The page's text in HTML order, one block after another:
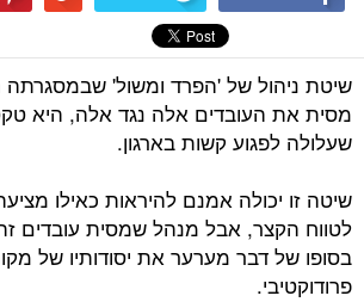
שיטת ניהול של 'הפרד ומשול'
מסית את העובדים אלה נגד אלה, היא
שעלולה לפגוע קשות בארגון.
שיטה זו יכולה אמנם להיראות כאילו
לטווח הקצר, אבל מנהל שמסית עובדים
בסופו של דבר מערער את יסודותיו של
פרודוקטיבי.